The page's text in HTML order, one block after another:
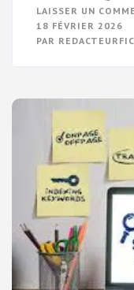
LAISSER UN
18 FÉVRIER 2026
PAR